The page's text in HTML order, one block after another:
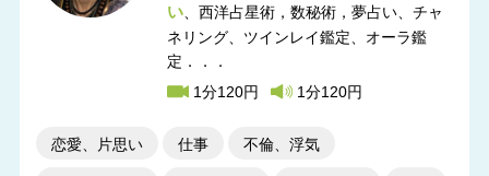
い
西洋占星術，数秘術，夢占い
チャ
ネリング、ツインレイ鑑定、オーラ鑑
定．．．
1分120円
1分120円
恋愛、片思い 仕事 不倫、浮気